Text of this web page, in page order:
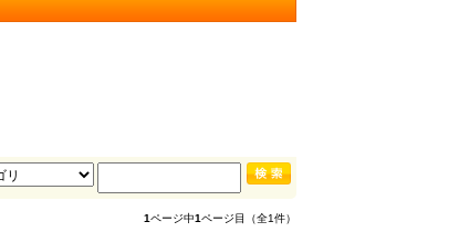
1ページ中1ページ目（全1件）